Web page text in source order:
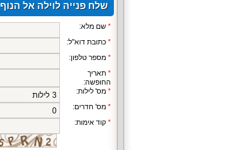
שלח פנייה לוילה אל הנוף
שם מלא:
כתובת דוא"ל:
מספר טלפון:
תאריך
החופשה:
מס' לילות:
מס' חדרים:
קוד אימות: